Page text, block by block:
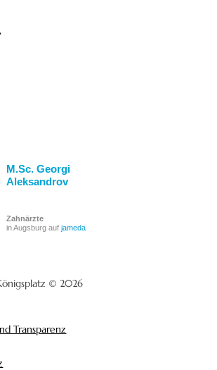
M.Sc. Georgi
Aleksandrov
Zahnärzte
in Augsburg aufjameda
© 2026
Transparenz